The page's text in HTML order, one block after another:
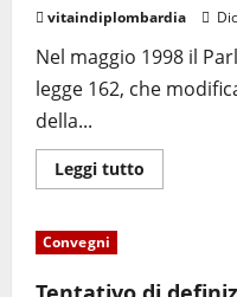
vitaindiplombardia
Nel maggio 1998 il
legge 162, che
della...
Leggi tutto
Convegni